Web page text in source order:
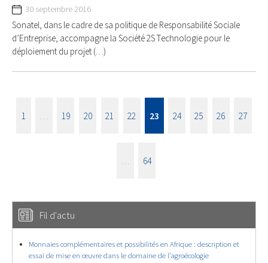
30 septembre 2016
Sonatel, dans le cadre de sa politique de Responsabilité Sociale
d’Entreprise, accompagne la Société 2S Technologie pour le
déploiement du projet (…)
1 19 20 21 22 23 24 25 26 27
64
Fil d'actu
Monnaies complémentaires et possibilités en Afrique : description et
essai de mise en œuvre dans le domaine de l’agroécologie